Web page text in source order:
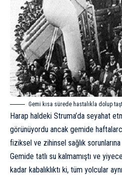
Gemi kısa sürede hastalıkla dolup
Harap haldeki Struma’da seyahat
görünüyordu ancak gemide
fiziksel ve zihinsel sağlık
Gemide tatlı su kalmamıştı ve
kadar kabalıklıktı ki, tüm yolcular